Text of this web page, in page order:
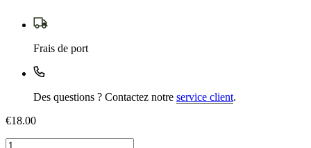
Frais de port
Des questions ? Contactez notre service client.
€18.00